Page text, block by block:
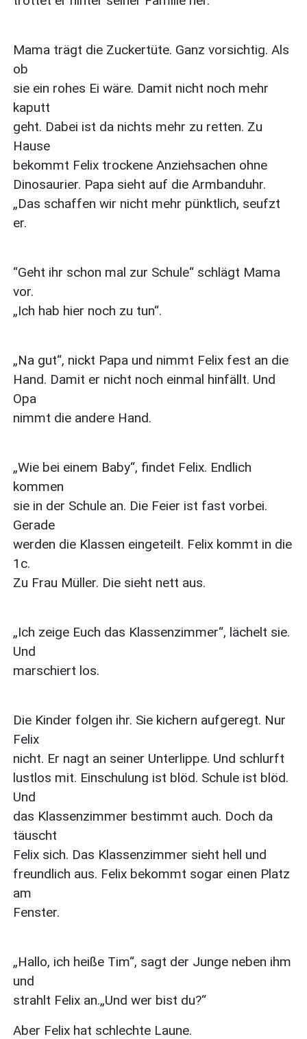
Mama trägt die Zuckertüte. Ganz vorsichtig. Als
ob
sie ein rohes Ei wäre. Damit nicht noch mehr
kaputt
geht. Dabei ist da nichts mehr zu retten. Zu
Hause
bekommt Felix trockene Anziehsachen ohne
Dinosaurier. Papa sieht auf die Armbanduhr.
„Das schaffen wir nicht mehr pünktlich, seufzt
er.
“Geht ihr schon mal zur Schule“ schlägt Mama
vor.
„Ich hab hier noch zu tun“.
„Na gut“, nickt Papa und nimmt Felix fest an die
Hand. Damit er nicht noch einmal hinfällt. Und
Opa
nimmt die andere Hand.
„Wie bei einem Baby“, findet Felix. Endlich
kommen
sie in der Schule an. Die Feier ist fast vorbei.
Gerade
werden die Klassen eingeteilt. Felix kommt in die
1c.
Zu Frau Müller. Die sieht nett aus.
„Ich zeige Euch das Klassenzimmer“, lächelt sie.
Und
marschiert los.
Die Kinder folgen ihr. Sie kichern aufgeregt. Nur
Felix
nicht. Er nagt an seiner Unterlippe. Und schlurft
lustlos mit. Einschulung ist blöd. Schule ist blöd.
Und
das Klassenzimmer bestimmt auch. Doch da
täuscht
Felix sich. Das Klassenzimmer sieht hell und
freundlich aus. Felix bekommt sogar einen Platz
am
Fenster.
„Hallo, ich heiße Tim“, sagt der Junge neben ihm
und
strahlt Felix an.„Und wer bist du?“
Aber Felix hat schlechte Laune.